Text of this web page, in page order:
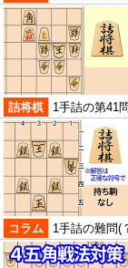
詰将棋 1手詰の第41
コラム 1手詰の難問(